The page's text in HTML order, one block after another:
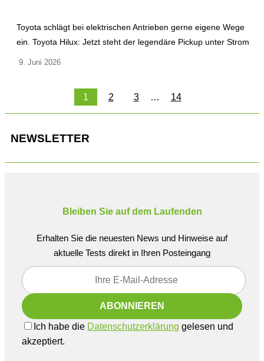
Toyota schlägt bei elektrischen Antrieben gerne eigene Wege
ein. Toyota Hilux: Jetzt steht der legendäre Pickup unter Strom
9. Juni 2026
1 2 3 … 14
NEWSLETTER
Bleiben Sie auf dem Laufenden
Erhalten Sie die neuesten News und Hinweise auf
aktuelle Tests direkt in Ihren Posteingang
Ich habe die Datenschutzerklärung gelesen und
akzeptiert.